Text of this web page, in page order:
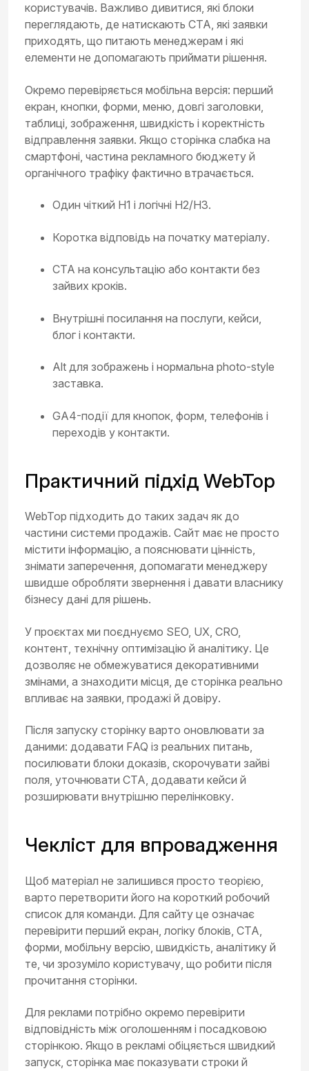
користувачів. Важливо дивитися, які блоки
переглядають, де натискають CTA, які заявки
приходять, що питають менеджерам і які
елементи не допомагають приймати рішення.
Окремо перевіряється мобільна версія: перший
екран, кнопки, форми, меню, довгі заголовки,
таблиці, зображення, швидкість і коректність
відправлення заявки. Якщо сторінка слабка на
смартфоні, частина рекламного бюджету й
органічного трафіку фактично втрачається.
Один чіткий H1 і логічні H2/H3.
Коротка відповідь на початку матеріалу.
CTA на консультацію або контакти без
зайвих кроків.
Внутрішні посилання на послуги, кейси,
блог і контакти.
Alt для зображень і нормальна photo-style
заставка.
GA4-події для кнопок, форм, телефонів і
переходів у контакти.
Практичний підхід WebTop
WebTop підходить до таких задач як до
частини системи продажів. Сайт має не просто
містити інформацію, а пояснювати цінність,
знімати заперечення, допомагати менеджеру
швидше обробляти звернення і давати власнику
бізнесу дані для рішень.
У проєктах ми поєднуємо SEO, UX, CRO,
контент, технічну оптимізацію й аналітику. Це
дозволяє не обмежуватися декоративними
змінами, а знаходити місця, де сторінка реально
впливає на заявки, продажі й довіру.
Після запуску сторінку варто оновлювати за
даними: додавати FAQ із реальних питань,
посилювати блоки доказів, скорочувати зайві
поля, уточнювати CTA, додавати кейси й
розширювати внутрішню перелінковку.
Чекліст для впровадження
Щоб матеріал не залишився просто теорією,
варто перетворити його на короткий робочий
список для команди. Для сайту це означає
перевірити перший екран, логіку блоків, CTA,
форми, мобільну версію, швидкість, аналітику й
те, чи зрозуміло користувачу, що робити після
прочитання сторінки.
Для реклами потрібно окремо перевірити
відповідність між оголошенням і посадковою
сторінкою. Якщо в рекламі обіцяється швидкий
запуск, сторінка має показувати строки й